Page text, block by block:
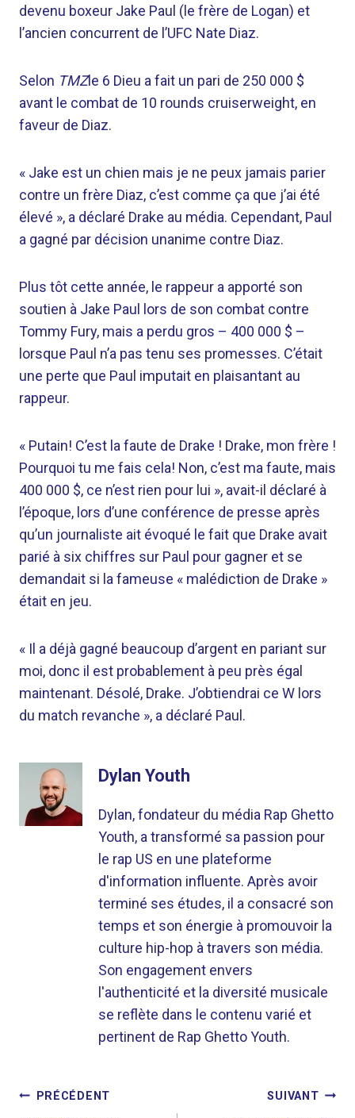
devenu boxeur Jake Paul (le frère de Logan) et
l’ancien concurrent de l’UFC Nate Diaz.
Selon TMZle 6 Dieu a fait un pari de 250 000 $
avant le combat de 10 rounds cruiserweight, en
faveur de Diaz.
« Jake est un chien mais je ne peux jamais parier
contre un frère Diaz, c’est comme ça que j’ai été
élevé », a déclaré Drake au média. Cependant, Paul
a gagné par décision unanime contre Diaz.
Plus tôt cette année, le rappeur a apporté son
soutien à Jake Paul lors de son combat contre
Tommy Fury, mais a perdu gros – 400 000 $ –
lorsque Paul n’a pas tenu ses promesses. C’était
une perte que Paul imputait en plaisantant au
rappeur.
« Putain! C’est la faute de Drake ! Drake, mon frère !
Pourquoi tu me fais cela! Non, c’est ma faute, mais
400 000 $, ce n’est rien pour lui », avait-il déclaré à
l’époque, lors d’une conférence de presse après
qu’un journaliste ait évoqué le fait que Drake avait
parié à six chiffres sur Paul pour gagner et se
demandait si la fameuse « malédiction de Drake »
était en jeu.
« Il a déjà gagné beaucoup d’argent en pariant sur
moi, donc il est probablement à peu près égal
maintenant. Désolé, Drake. J’obtiendrai ce W lors
du match revanche », a déclaré Paul.
Dylan Youth
Dylan, fondateur du média Rap Ghetto
Youth, a transformé sa passion pour
le rap US en une plateforme
d'information influente. Après avoir
terminé ses études, il a consacré son
temps et son énergie à promouvoir la
culture hip-hop à travers son média.
Son engagement envers
l'authenticité et la diversité musicale
se reflète dans le contenu varié et
pertinent de Rap Ghetto Youth.
NAVIGATION
PRÉCÉDENT SUIVANT